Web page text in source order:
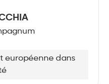
européenne dans